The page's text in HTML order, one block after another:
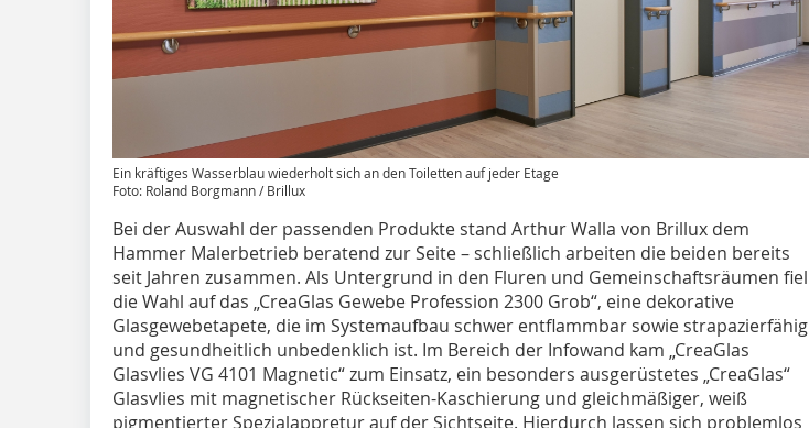
Ein kräftiges Wasserblau wiederholt sich an den Toiletten auf jeder Etage
Foto: Roland Borgmann / Brillux
Bei der Auswahl der passenden Produkte stand Arthur Walla von Brillux dem
Hammer Malerbetrieb beratend zur Seite – schließlich arbeiten die beiden bereits
seit Jahren zusammen. Als Untergrund in den Fluren und Gemeinschaftsräumen fiel
die Wahl auf das „CreaGlas Gewebe Profession 2300 Grob“, eine dekorative
Glasgewebetapete, die im Systemaufbau schwer entflammbar sowie strapazierfähig
und gesundheitlich unbedenklich ist. Im Bereich der Infowand kam „CreaGlas
Glasvlies VG 4101 Magnetic“ zum Einsatz, ein besonders ausgerüstetes „CreaGlas“
Glasvlies mit magnetischer Rückseiten-Kaschierung und gleichmäßiger, weiß
pigmentierter Spezialappretur auf der Sichtseite. Hierdurch lassen sich problemlos